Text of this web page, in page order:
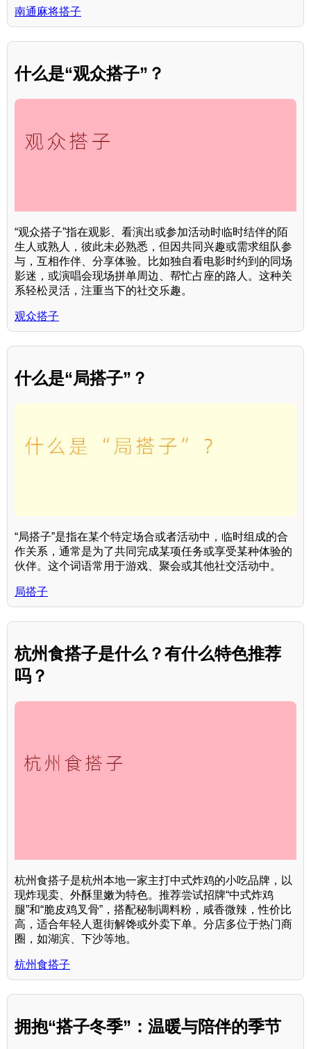
南通麻将搭子
什么是“观众搭子”？
“观众搭子”指在观影、看演出或参加活动时临时结伴的陌
生人或熟人，彼此未必熟悉，但因共同兴趣或需求组队参
与，互相作伴、分享体验。比如独自看电影时约到的同场
影迷，或演唱会现场拼单周边、帮忙占座的路人。这种关
系轻松灵活，注重当下的社交乐趣。
观众搭子
什么是“局搭子”？
“局搭子”是指在某个特定场合或者活动中，临时组成的合
作关系，通常是为了共同完成某项任务或享受某种体验的
伙伴。这个词语常用于游戏、聚会或其他社交活动中。
局搭子
杭州食搭子是什么？有什么特色推荐
吗？
杭州食搭子是杭州本地一家主打中式炸鸡的小吃品牌，以
现炸现卖、外酥里嫩为特色。推荐尝试招牌“中式炸鸡
腿”和“脆皮鸡叉骨”，搭配秘制调料粉，咸香微辣，性价比
高，适合年轻人逛街解馋或外卖下单。分店多位于热门商
圈，如湖滨、下沙等地。
杭州食搭子
拥抱“搭子冬季”：温暖与陪伴的季节